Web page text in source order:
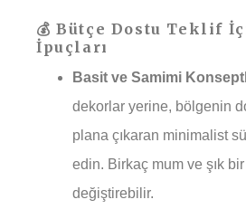
💰 Bütçe Dostu Teklif
İpuçları
Basit ve Samimi
dekorlar yerine, bölgenin
plana çıkaran minimalist
edin. Birkaç mum ve şık
değiştirebilir.